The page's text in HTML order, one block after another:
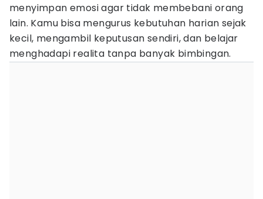
menyimpan emosi agar tidak membebani orang
lain. Kamu bisa mengurus kebutuhan harian sejak
kecil, mengambil keputusan sendiri, dan belajar
menghadapi realita tanpa banyak bimbingan.